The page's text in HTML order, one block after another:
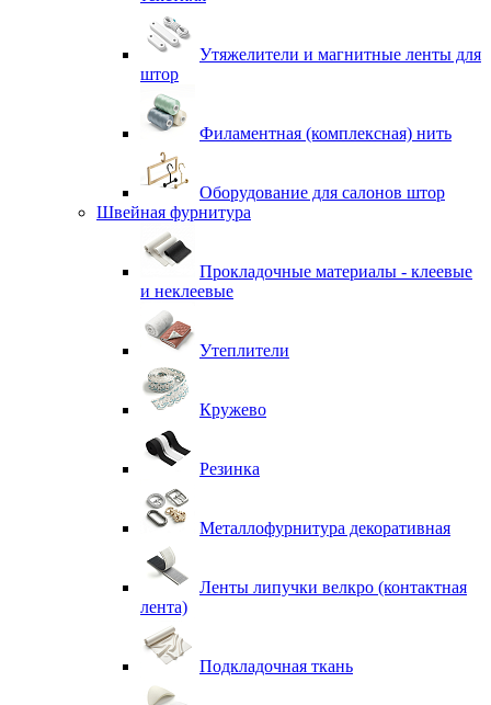
Утяжелители и магнитные ленты для
штор
Филаментная (комплексная) нить
Оборудование для салонов штор
Швейная фурнитура
Прокладочные материалы - клеевые
и неклеевые
Утеплители
Кружево
Резинка
Металлофурнитура декоративная
Ленты липучки велкро (контактная
лента)
Подкладочная ткань